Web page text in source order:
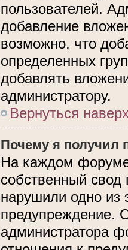
пользователей.
добавление
возможно, что
определенных
добавлять
администратору.
Вернуться
Почему я получил
На каждом
собственный
нарушили одно из
предупреждение.
администратора